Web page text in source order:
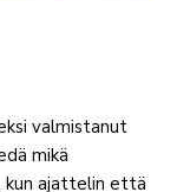
valmistanut
mikä
kun ajattelin että